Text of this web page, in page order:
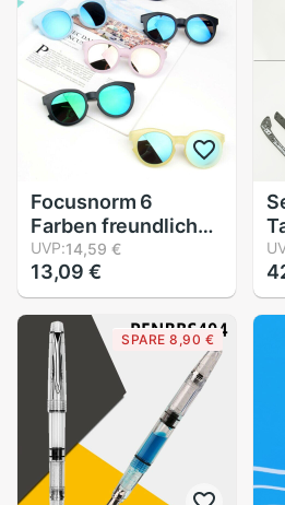
Focusnorm 6
Farben freundlicher
Sonnenbrille
Kleinkind
freundlicher UV400
Rahmen Brille
draussen Nette 2-
8Jahr UNS
UVP:14,59 €
13,09 €
SPARE 8,90 €